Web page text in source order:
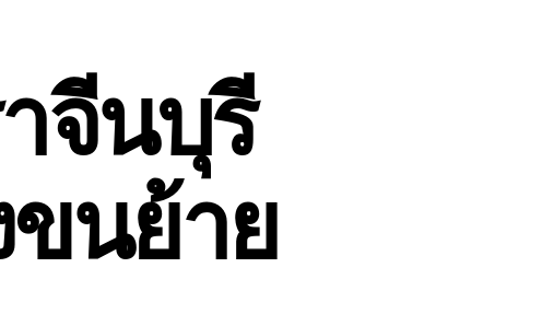
จีนบุรี
ขนย้าย